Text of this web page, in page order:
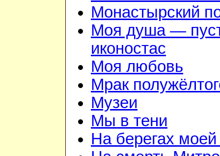
Монастырский
Моя душа —
иконостас
Моя любовь
Мрак
Музеи
Мы в тени
На берегах